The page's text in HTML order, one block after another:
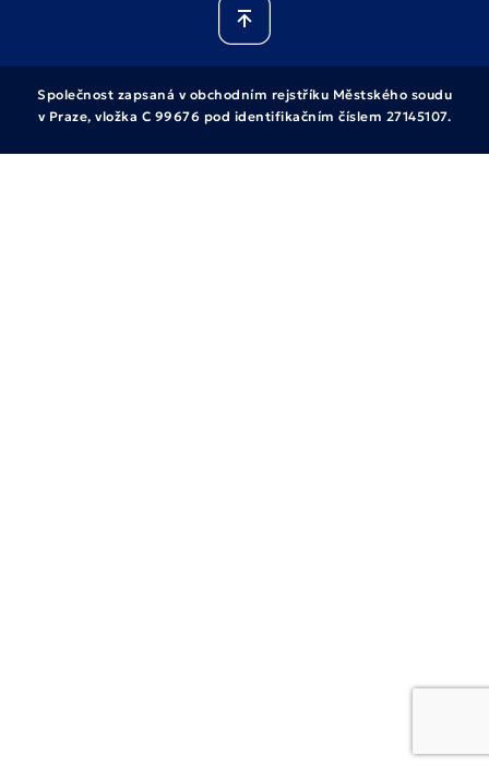
Společnost zapsaná v obchodním rejstříku Městského soudu
v Praze, vložka C 99676 pod identifikačním číslem 27145107.